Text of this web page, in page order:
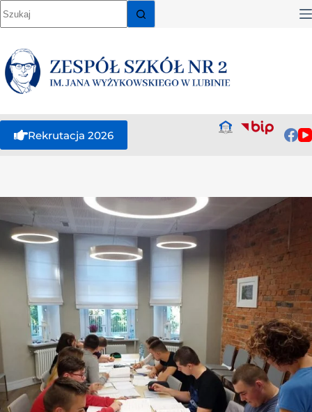
Rekrutacja 2026